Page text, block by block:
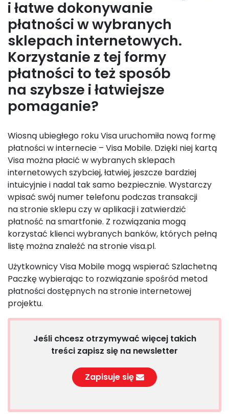
i łatwe dokonywanie
płatności w wybranych
sklepach internetowych.
Korzystanie z tej formy
płatności to też sposób
na szybsze i łatwiejsze
pomaganie?
Wiosną ubiegłego roku Visa uruchomiła nową formę
płatności w internecie – Visa Mobile. Dzięki niej kartą
Visa można płacić w wybranych sklepach
internetowych szybciej, łatwiej, jeszcze bardziej
intuicyjnie i nadal tak samo bezpiecznie. Wystarczy
wpisać swój numer telefonu podczas transakcji
na stronie sklepu czy w aplikacji i zatwierdzić
płatność na smartfonie. Z rozwiązania mogą
korzystać klienci wybranych banków, których pełną
listę można znaleźć na stronie visa.pl.
Użytkownicy Visa Mobile mogą wspierać Szlachetną
Paczkę wybierając to rozwiązanie spośród metod
płatności dostępnych na stronie internetowej
projektu.
Jeśli chcesz otrzymywać więcej takich
treści zapisz się na newsletter
Zapisuje się